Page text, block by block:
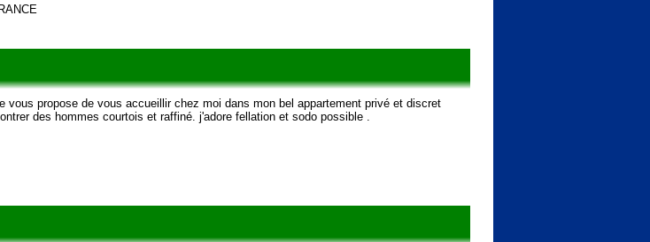
propose de vous accueillir chez moi dans mon bel appartement privé et discret
des hommes courtois et raffiné. j'adore fellation et sodo possible .